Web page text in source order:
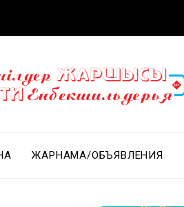
ЖАРНАМА/ОБЪЯВЛЕНИЯ